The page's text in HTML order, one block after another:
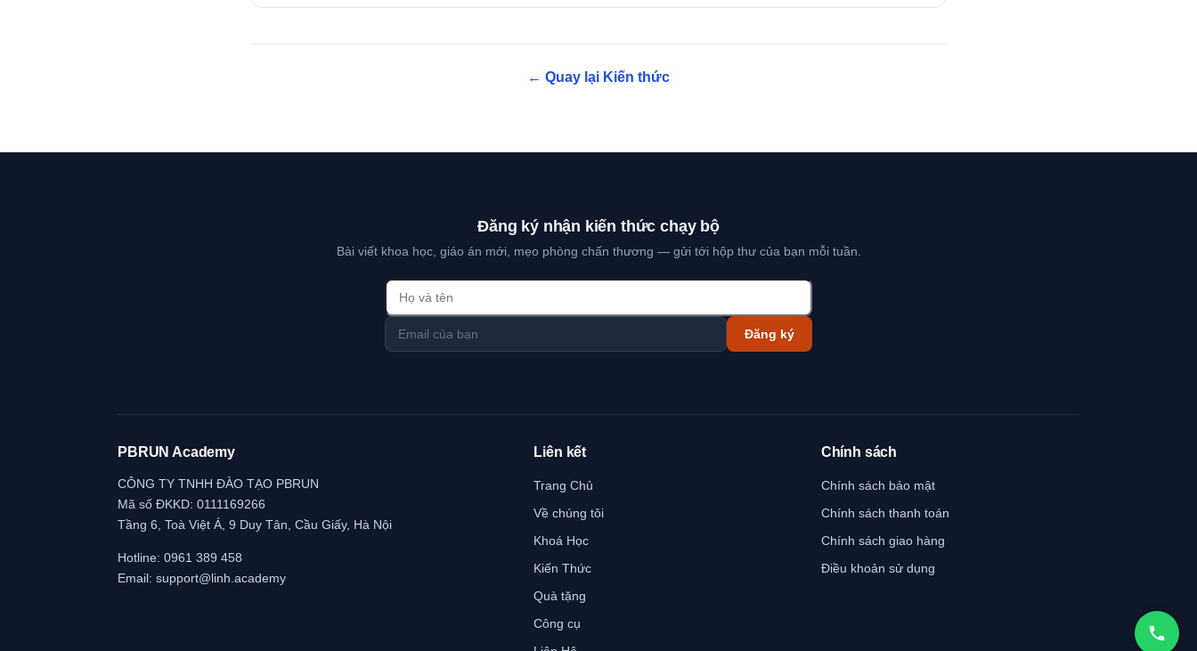
← Quay lại Kiến thức
Đăng ký nhận kiến thức chạy bộ
Bài viết khoa học, giáo án mới, mẹo phòng chấn thương — gửi tới hộp thư của bạn mỗi tuần.
Đăng ký
PBRUN Academy
CÔNG TY TNHH ĐÀO TẠO PBRUN
Mã số ĐKKD: 0111169266
Tầng 6, Toà Việt Á, 9 Duy Tân, Cầu Giấy, Hà Nội
Hotline: 0961 389 458
Email: support@linh.academy
Liên kết
Trang Chủ
Về chúng tôi
Khoá Học
Kiến Thức
Quà tặng
Công cụ
Chính sách
Chính sách bảo mật
Chính sách thanh toán
Chính sách giao hàng
Điều khoản sử dụng